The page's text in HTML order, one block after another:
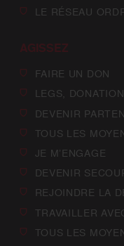
LE RÉSEAU
AGISSEZ
FAIRE UN DON
LEGS,
DEVENIR
TOUS LES
JE M’ENGAGE
DEVENIR
REJOINDRE LA
TRAVAILLER
TOUS LES